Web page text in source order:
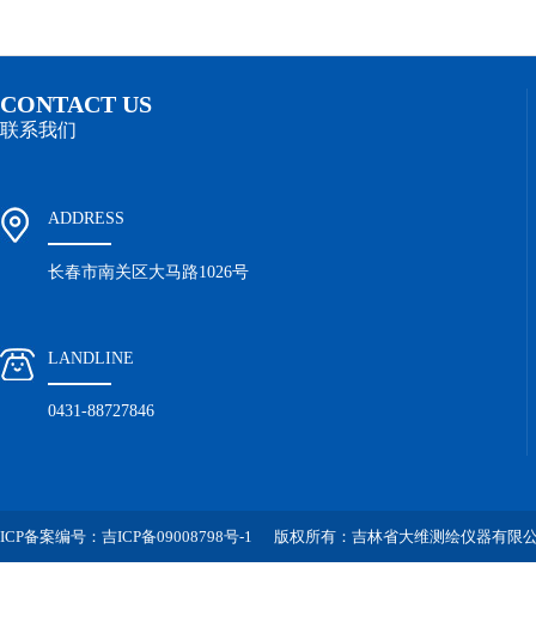
CONTACT US
联系我们
ADDRESS
长春市南关区大马路1026号
LANDLINE
0431-88727846
ICP备案编号：吉ICP备09008798号-1 版权所有：吉林省大维测绘仪器有限